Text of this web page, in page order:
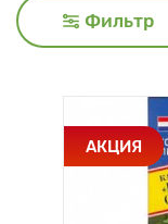
Фильтр
АКЦИЯ